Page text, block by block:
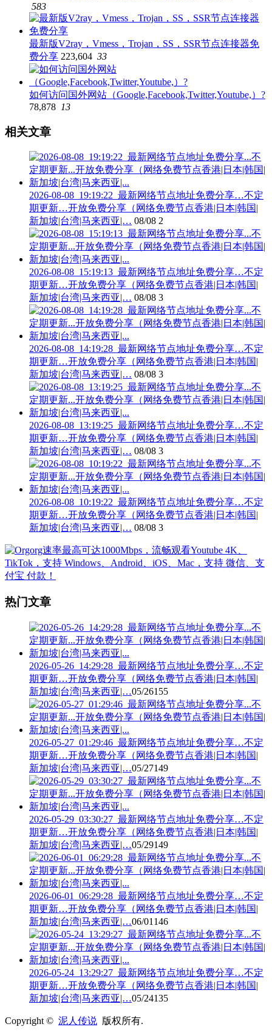
583
最新版V2ray，Vmess，Trojan，SS，SSR节点连接器免
费分享 223,604 33
如何访问国外网站（Google,Facebook,Twitter,Youtube,）?
78,878 13
相关文章
2026-08-08_19:19:22_最新网络节点地址免费分享…不定
期更新…开放免费分享（网络免费节点香港|日本|韩国|
新加坡|台湾|马来西亚|… 08/08 2
2026-08-08_15:19:13_最新网络节点地址免费分享…不定
期更新…开放免费分享（网络免费节点香港|日本|韩国|
新加坡|台湾|马来西亚|… 08/08 3
2026-08-08_14:19:28_最新网络节点地址免费分享…不定
期更新…开放免费分享（网络免费节点香港|日本|韩国|
新加坡|台湾|马来西亚|… 08/08 3
2026-08-08_13:19:25_最新网络节点地址免费分享…不定
期更新…开放免费分享（网络免费节点香港|日本|韩国|
新加坡|台湾|马来西亚|… 08/08 3
2026-08-08_10:19:22_最新网络节点地址免费分享…不定
期更新…开放免费分享（网络免费节点香港|日本|韩国|
新加坡|台湾|马来西亚|… 08/08 3
热门文章
2026-05-26_14:29:28_最新网络节点地址免费分享…不定
期更新…开放免费分享（网络免费节点香港|日本|韩国|
新加坡|台湾|马来西亚|…05/26155
2026-05-27_01:29:46_最新网络节点地址免费分享…不定
期更新…开放免费分享（网络免费节点香港|日本|韩国|
新加坡|台湾|马来西亚|…05/27149
2026-05-29_03:30:27_最新网络节点地址免费分享…不定
期更新…开放免费分享（网络免费节点香港|日本|韩国|
新加坡|台湾|马来西亚|…05/29149
2026-06-01_06:29:28_最新网络节点地址免费分享…不定
期更新…开放免费分享（网络免费节点香港|日本|韩国|
新加坡|台湾|马来西亚|…06/01 146
2026-05-24_13:29:27_最新网络节点地址免费分享…不定
期更新…开放免费分享（网络免费节点香港|日本|韩国|
新加坡|台湾|马来西亚|…05/24135
Copyright © 泥人传说 版权所有.